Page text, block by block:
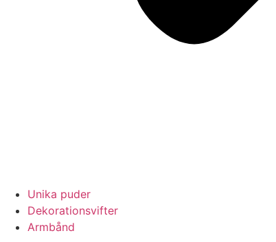
Unika puder
Dekorationsvifter
Armbånd